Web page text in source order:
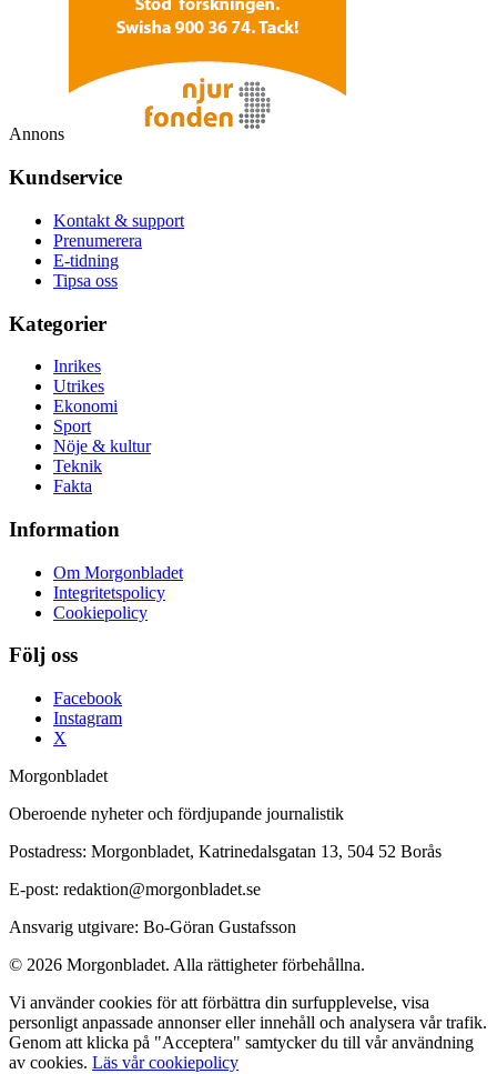
Annons
Kundservice
Kontakt & support
Prenumerera
E-tidning
Tipsa oss
Kategorier
Inrikes
Utrikes
Ekonomi
Sport
Nöje & kultur
Teknik
Fakta
Information
Om Morgonbladet
Integritetspolicy
Cookiepolicy
Följ oss
Facebook
Instagram
X
Morgonbladet
Oberoende nyheter och fördjupande journalistik
Postadress: Morgonbladet, Katrinedalsgatan 13, 504 52 Borås
E-post: redaktion@morgonbladet.se
Ansvarig utgivare: Bo-Göran Gustafsson
© 2026 Morgonbladet. Alla rättigheter förbehållna.
Vi använder cookies för att förbättra din surfupplevelse, visa
personligt anpassade annonser eller innehåll och analysera vår trafik.
Genom att klicka på "Acceptera" samtycker du till vår användning
av cookies. Läs vår cookiepolicy